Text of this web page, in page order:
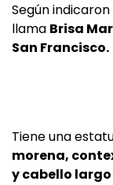
Según
llama Brisa
San Francisco.
Tiene una
morena,
y cabello